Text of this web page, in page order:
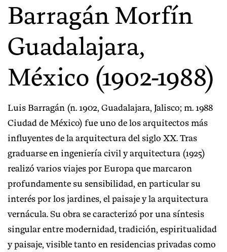
Barragán Morfín
Guadalajara,
México (1902-1988)
Luis Barragán (n. 1902, Guadalajara, Jalisco; m. 1988
Ciudad de México) fue uno de los arquitectos más
influyentes de la arquitectura del siglo XX. Tras
graduarse en ingeniería civil y arquitectura (1925)
realizó varios viajes por Europa que marcaron
profundamente su sensibilidad, en particular su
interés por los jardines, el paisaje y la arquitectura
vernácula. Su obra se caracterizó por una síntesis
singular entre modernidad, tradición, espiritualidad
y paisaje, visible tanto en residencias privadas como